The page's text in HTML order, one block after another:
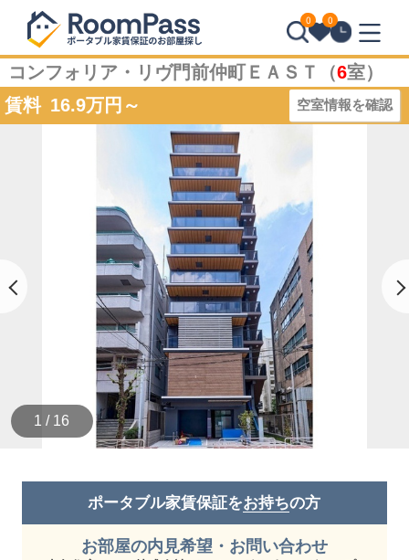
0 0
コンフォリア・リヴ門前仲町ＥＡＳＴ（6室）
賃料 16.9万円～ 空室情報を確認
1 / 16
ポータブル家賃保証をお持ちの方
お部屋の内見希望・お問い合わせ